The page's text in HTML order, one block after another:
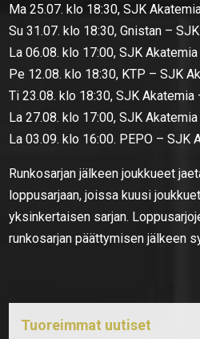
Ma 25.07. klo 18:30, SJK
Su 31.07. klo 18:30, Gnistan –
La 06.08. klo 17:00, SJK
Pe 12.08. klo 18:30, KTP – SJK
Ti 23.08. klo 18:30, SJK Akatemia
La 27.08. klo 17:00, SJK
La 03.09. klo 16:00. PEPO – SJK
Runkosarjan jälkeen joukkueet
loppusarjaan, joissa kuusi
yksinkertaisen sarjan.
runkosarjan päättymisen jälkeen
Tuoreimmat uutiset